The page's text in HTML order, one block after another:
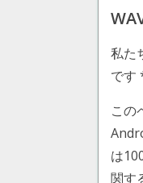
私た
です
この
は
関す